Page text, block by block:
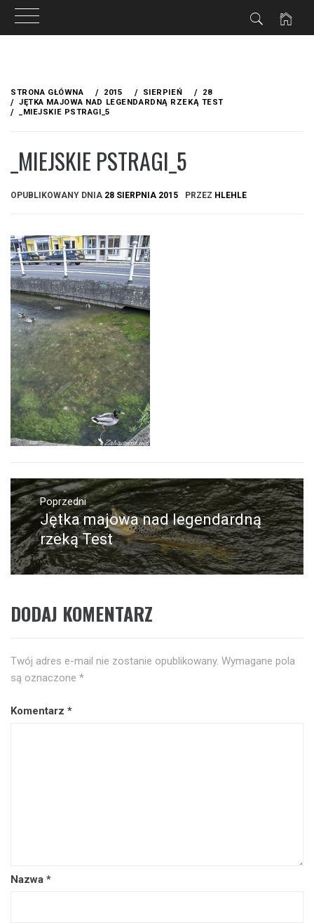
treści
STRONA GŁÓWNA 2015 SIERPIEŃ
28
JĘTKA MAJOWA NAD LEGENDARDNĄ RZEKĄ TEST
_MIEJSKIE PSTRAGI_5
_MIEJSKIE PSTRAGI_5
OPUBLIKOWANY DNIA 28 SIERPNIA 2015 PRZEZ HLEHLE
Nawigacja
wpisuPoprzedni
Poprzedni
wpis:
Jętka majowa nad legendardną
rzeką Test
DODAJ KOMENTARZ
Twój adres e-mail nie zostanie opublikowany. Wymagane pola
są oznaczone *
Komentarz *
Nazwa *